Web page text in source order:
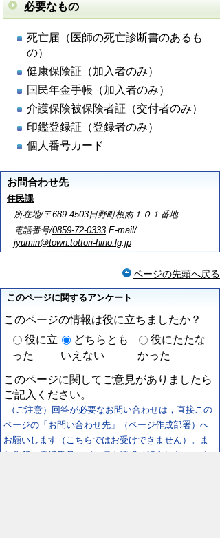
必要なもの
死亡届（医師の死亡診断書のあるも
の）
健康保険証（加入者のみ）
国民年金手帳（加入者のみ）
介護保険被保険者証（交付者のみ）
印鑑登録証（登録者のみ）
個人番号カード
お問合わせ先
住民課
所在地/〒689-4503日野町根雨１０１番地
電話番号/0859-72-0333 E-mail/
jyumin@town.tottori-hino.lg.jp
ページの先頭へ戻る
このページに関するアンケート
このページの情報は役に立ちましたか？
役に立
った
どちらとも
いえない
役にたたな
かった
このページに関してご意見がありましたら
ご記入ください。
（ご注意）回答が必要なお問い合わせは，直接この
ページの「お問い合わせ先」（ページ作成部署）へ
お願いします（こちらではお受けできません）。ま
た住所・電話番号などの個人情報は記入しないでく